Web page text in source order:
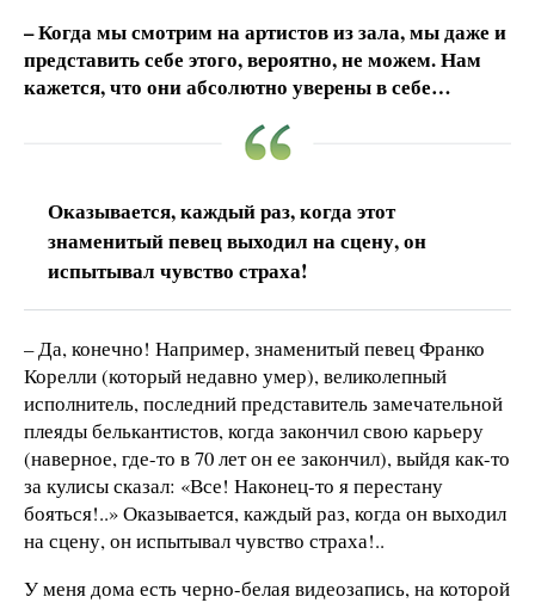
– Когда мы смотрим на артистов из зала, мы даже и
представить себе этого, вероятно, не можем. Нам
кажется, что они абсолютно уверены в себе…
Оказывается, каждый раз, когда этот
знаменитый певец выходил на сцену, он
испытывал чувство страха!
– Да, конечно! Например, знаменитый певец Франко
Корелли (который недавно умер), великолепный
исполнитель, последний представитель замечательной
плеяды белькантистов, когда закончил свою карьеру
(наверное, где-то в 70 лет он ее закончил), выйдя как-то
за кулисы сказал: «Все! Наконец-то я перестану
бояться!..» Оказывается, каждый раз, когда он выходил
на сцену, он испытывал чувство страха!..
У меня дома есть черно-белая видеозапись, на которой